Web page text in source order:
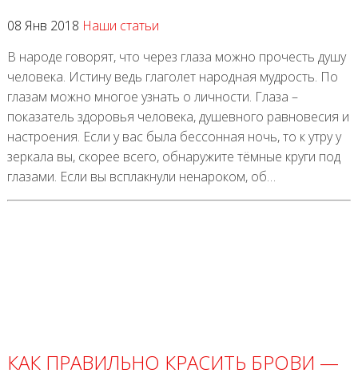
08 Янв 2018 Наши статьи
В народе говорят, что через глаза можно прочесть душу
человека. Истину ведь глаголет народная мудрость. По
глазам можно многое узнать о личности. Глаза –
показатель здоровья человека, душевного равновесия и
настроения. Если у вас была бессонная ночь, то к утру у
зеркала вы, скорее всего, обнаружите тёмные круги под
глазами. Если вы всплакнули ненароком, об…
КАК ПРАВИЛЬНО КРАСИТЬ БРОВИ —